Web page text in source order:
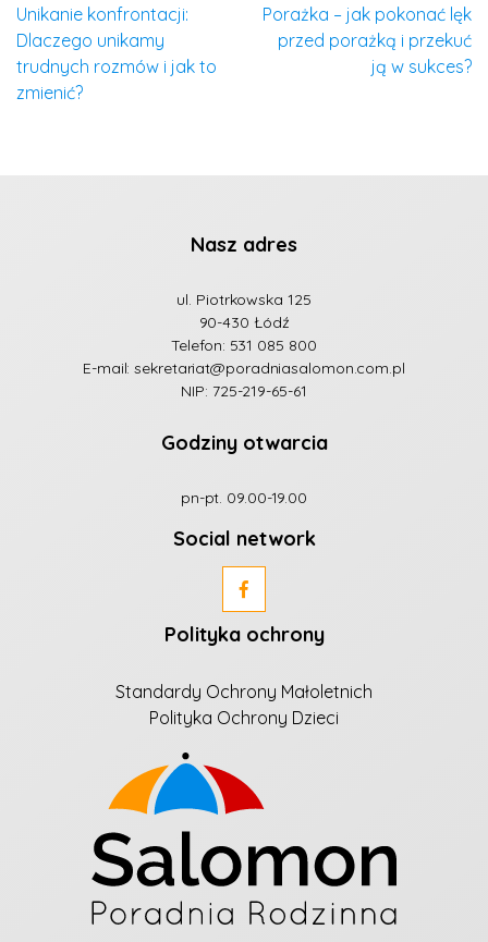
Unikanie konfrontacji:
Dlaczego unikamy
trudnych rozmów i jak to
zmienić?
Porażka – jak pokonać lęk
przed porażką i przekuć
ją w sukces?
Nasz adres
ul. Piotrkowska 125
90-430 Łódź
Telefon: 531 085 800
E-mail:sekretariat@poradniasalomon.com.pl
NIP: 725-219-65-61
Godziny otwarcia
pn-pt. 09.00-19.00
Social network
Polityka ochrony
Standardy Ochrony Małoletnich
Polityka Ochrony Dzieci